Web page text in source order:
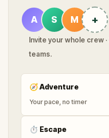
A S M +
Invite your whole crew
teams.
🧭Adventure
Your pace, no timer
⏱ Escape